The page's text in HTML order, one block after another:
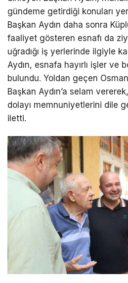
gündeme getirdiği konuları
Başkan Aydın daha sonra
faaliyet gösteren esnafı da
uğradığı iş yerlerinde ilgiyle
Aydın, esnafa hayırlı işler ve
bulundu. Yoldan geçen
Başkan Aydın’a selam
dolayı memnuniyetlerini dile
iletti.